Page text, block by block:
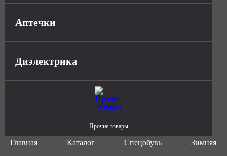
Аптечки
Диэлектрика
Прочие товары
Главная Каталог Спецобувь Зимняя